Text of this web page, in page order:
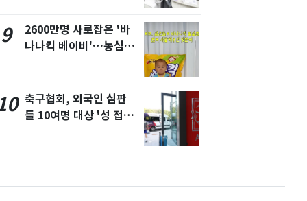
9
2600만명 사로잡은 '바
나나킥 베이비'…농심의
축구협회, 외국인 심판
들 10여명 대상 '성 접